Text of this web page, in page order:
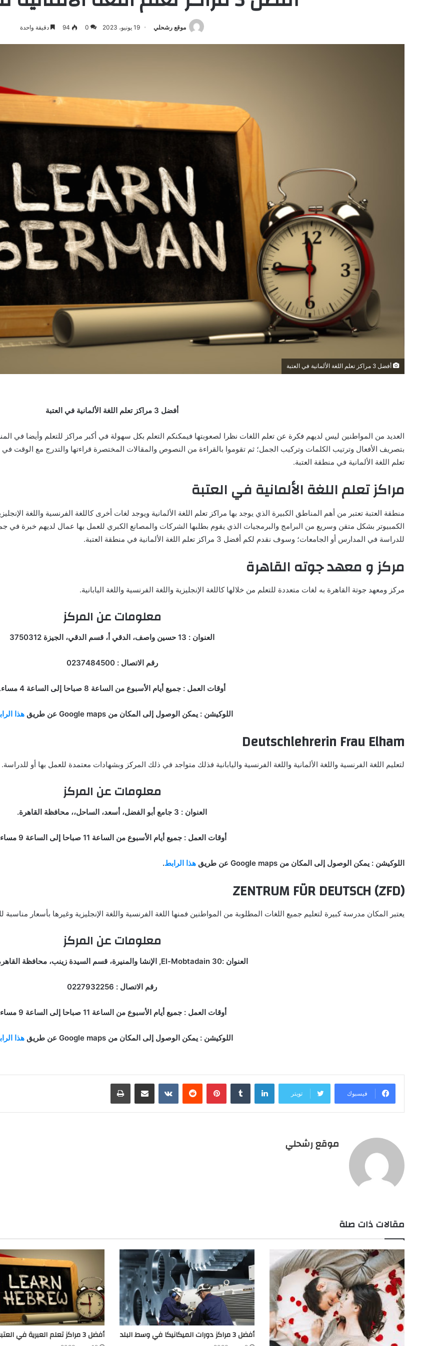
موقع رشحلي 19 يونيو، 2023 0
94 دقيقة واحدة
أفضل 3 مراكز تعلم اللغة الألمانية في العتبة
أفضل 3 مراكز تعلم اللغة الألمانية في العتبة
العديد من المواطنين ليس لديهم فكرة عن تعلم اللغات نظرا لصعوبتها فيمكنكم التعلم بكل سهولة في أكبر مراكز للتعلم وأيضا في
بتصريف الأفعال وترتيب الكلمات وتركيب الجمل؛ ثم تقوموا بالقراءة من النصوص والمقالات المختصرة قراءتها والتدرج مع الوقت
تعلم اللغة الألمانية في منطقة العتبة.
مراكز تعلم اللغة الألمانية في العتبة
منطقة العتبة تعتبر من أهم المناطق الكبيرة الذي يوجد بها مراكز تعلم اللغة الألمانية ويوجد لغات أخرى كاللغة الفرنسية واللغة
الكمبيوتر بشكل متقن وسريع من البرامج والبرمجيات الذي يقوم بطلبها الشركات والمصانع الكبري للعمل بها عمال لديهم خبرة في
للدراسة في المدارس أو الجامعات؛ وسوف نقدم لكم أفضل 3 مراكز تعلم اللغة الألمانية في منطقة العتبة.
مركز و معهد جوته القاهرة
مركز ومعهد جوتة القاهرة به لغات متعددة للتعلم من خلالها كاللغة الإنجليزية واللغة الفرنسية واللغة اليابانية.
معلومات عن المركز
العنوان : 13 حسين واصف، الدقي أ، قسم الدقي، الجيزة 3750312
رقم الاتصال : 0237484500
أوقات العمل : جميع أيام الأسبوع من الساعة 8 صباحا إلى الساعة 4 مساء.
اللوكيشن : يمكن الوصول إلى المكان من Google maps عن طريق هذا
Deutschlehrerin Frau Elham
لتعليم اللغة الفرنسية واللغة الألمانية واللغة الفرنسية واليابانية فذلك متواجد في ذلك المركز وبشهادات معتمدة للعمل بها أو للدراسة.
معلومات عن المركز
العنوان : 3 جامع أبو الفضل، أسعد، الساحل،، محافظة القاهرة.
أوقات العمل : جميع أيام الأسبوع من الساعة 11 صباحا إلى الساعة 9 مساء.
اللوكيشن : يمكن الوصول إلى المكان من Google maps عن طريق هذا الرابط.
ZENTRUM FÜR DEUTSCH (ZFD)
يعتبر المكان مدرسة كبيرة لتعليم جميع اللغات المطلوبة من المواطنين فمنها اللغة الفرنسية واللغة الإنجليزية وغيرها بأسعار مناسبة
معلومات عن المركز
العنوان :30 El-Mobtadain, الإنشا والمنيرة، قسم السيدة زينب، محافظة القاهرة 11411
رقم الاتصال : 0227932256
أوقات العمل : جميع أيام الأسبوع من الساعة 11 صباحا إلى الساعة 9 مساء.
اللوكيشن : يمكن الوصول إلى المكان من Google maps عن طريق هذا
فيسبوك تويتر
لينكدإن بينتيريست مشاركة عبر البريد طباعة
موقع رشحلي
مقالات ذات صلة
أفضل 3 مراكز دورات الميكانيكا في وسط البلد أفضل 3 مراكز تعلم العبرية في العتبة